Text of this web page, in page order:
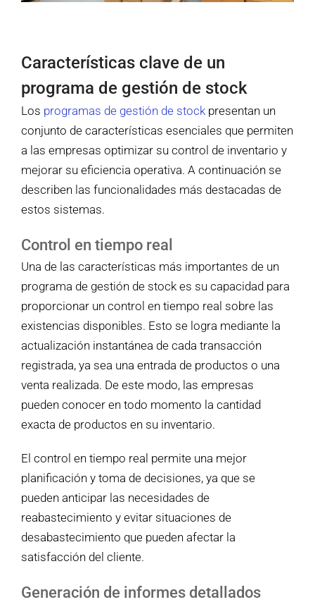
Características clave de un
programa de gestión de stock
Los programas de gestión de stock presentan un
conjunto de características esenciales que permiten
a las empresas optimizar su control de inventario y
mejorar su eficiencia operativa. A continuación se
describen las funcionalidades más destacadas de
estos sistemas.
Control en tiempo real
Una de las características más importantes de un
programa de gestión de stock es su capacidad para
proporcionar un control en tiempo real sobre las
existencias disponibles. Esto se logra mediante la
actualización instantánea de cada transacción
registrada, ya sea una entrada de productos o una
venta realizada. De este modo, las empresas
pueden conocer en todo momento la cantidad
exacta de productos en su inventario.
El control en tiempo real permite una mejor
planificación y toma de decisiones, ya que se
pueden anticipar las necesidades de
reabastecimiento y evitar situaciones de
desabastecimiento que pueden afectar la
satisfacción del cliente.
Generación de informes detallados